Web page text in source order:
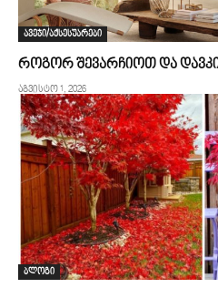
ავეჯი/აქსესუარები
როგორ შევარჩიოთ და
აგვისტო 1, 2026
ბლოგი